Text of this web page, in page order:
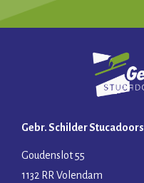
Gelieve dit veld leeg te laten.
Gebr. Schilder Stucadoors
Goudenslot 55
1132 RR Volendam